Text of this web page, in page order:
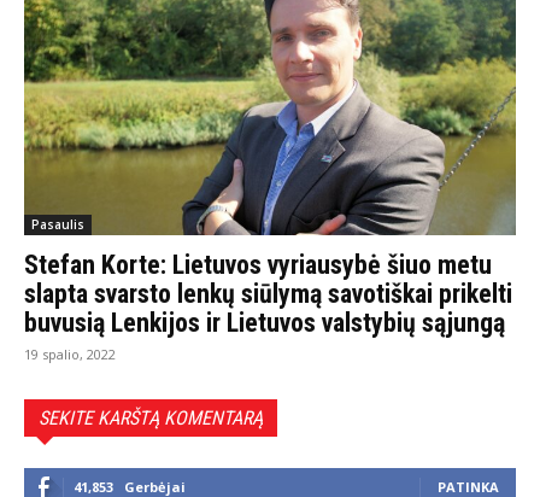
Pasaulis
Stefan Korte: Lietuvos vyriausybė šiuo metu
slapta svarsto lenkų siūlymą savotiškai prikelti
buvusią Lenkijos ir Lietuvos valstybių sąjungą
19 spalio, 2022
SEKITE KARŠTĄ KOMENTARĄ
41,853 Gerbėjai PATINKA